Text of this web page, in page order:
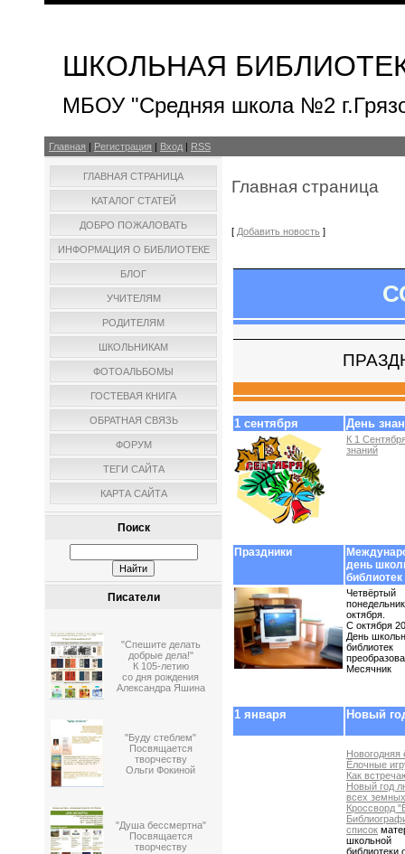
ШКОЛЬНАЯ
МБОУ "Средняя школа №2
Главная Регистрация Вход RSS
ГЛАВНАЯ СТРАНИЦА
КАТАЛОГ СТАТЕЙ
ДОБРО ПОЖАЛОВАТЬ
ИНФОРМАЦИЯ О БИБЛИОТЕКЕ
БЛОГ
УЧИТЕЛЯМ
РОДИТЕЛЯМ
ШКОЛЬНИКАМ
ФОТОАЛЬБОМЫ
ГОСТЕВАЯ КНИГА
ОБРАТНАЯ СВЯЗЬ
ФОРУМ
ТЕГИ САЙТА
КАРТА САЙТА
Поиск
Писатели
"Спешите делать
добрые дела!"
К 105-летию
со дня рождения
Александра Яшина
"Буду стеблем"
Посвящается
творчеству
Ольги Фокиной
"Душа бессмертна"
Посвящается
творчеству
Главная страница
[ Добавить новость ]
1 сентября День
К 1
знаний
Праздники
день
библиотек
Четвёртый
понедельник
октября.
С октября
День
библиотек
Месячник
1 января Новый
Новогодняя
Ёлочные
Как
Новый год
всех
Кроссворд
список
школьной
библиотеки